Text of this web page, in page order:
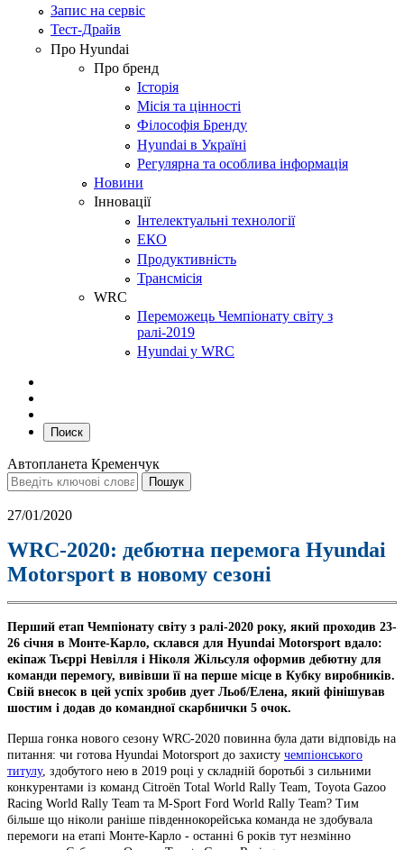
Запис на сервіс
Тест-Драйв
Про Hyundai
Про бренд
Історія
Місія та цінності
Філософія Бренду
Hyundai в Україні
Регулярна та особлива інформація
Новини
Інновації
Інтелектуальні технології
ЕКО
Продуктивність
Трансмісія
WRC
Переможець Чемпіонату світу з
ралі-2019
Hyundai у WRC
Поиск
Автопланета Кременчук
27/01/2020
WRC-2020: дебютна перемога Hyundai
Motorsport в новому сезоні
Перший етап Чемпіонату світу з ралі-2020 року, який проходив 23-
26 січня в Монте-Карло, склався для Hyundai Motorsport вдало:
екіпаж Тьєррі Невілля і Ніколя Жільсуля оформив дебютну для
команди перемогу, вивівши її на перше місце в Кубку виробників.
Свій внесок в цей успіх зробив дует Льоб/Елена, який фінішував
шостим і додав до командної скарбнички 5 очок.
Перша гонка нового сезону WRC-2020 повинна була дати відповідь на
питання: чи готова Hyundai Motorsport до захисту чемпіонського
титулу, здобутого нею в 2019 році у складній боротьбі з сильними
конкурентами із команд Citroën Total World Rally Team, Toyota Gazoo
Racing World Rally Team та M-Sport Ford World Rally Team? Тим
більше що ніколи раніше південнокорейська команда не здобувала
перемоги на етапі Монте-Карло - останні 6 років тут незмінно